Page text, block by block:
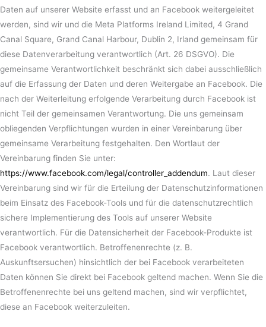
Daten auf unserer Website erfasst und an Facebook weitergeleitet
werden, sind wir und die Meta Platforms Ireland Limited, 4 Grand
Canal Square, Grand Canal Harbour, Dublin 2, Irland gemeinsam für
diese Datenverarbeitung verantwortlich (Art. 26 DSGVO). Die
gemeinsame Verantwortlichkeit beschränkt sich dabei ausschließlich
auf die Erfassung der Daten und deren Weitergabe an Facebook. Die
nach der Weiterleitung erfolgende Verarbeitung durch Facebook ist
nicht Teil der gemeinsamen Verantwortung. Die uns gemeinsam
obliegenden Verpflichtungen wurden in einer Vereinbarung über
gemeinsame Verarbeitung festgehalten. Den Wortlaut der
Vereinbarung finden Sie unter:
https://www.facebook.com/legal/controller_addendum. Laut dieser
Vereinbarung sind wir für die Erteilung der Datenschutzinformationen
beim Einsatz des Facebook-Tools und für die datenschutzrechtlich
sichere Implementierung des Tools auf unserer Website
verantwortlich. Für die Datensicherheit der Facebook-Produkte ist
Facebook verantwortlich. Betroffenenrechte (z. B.
Auskunftsersuchen) hinsichtlich der bei Facebook verarbeiteten
Daten können Sie direkt bei Facebook geltend machen. Wenn Sie die
Betroffenenrechte bei uns geltend machen, sind wir verpflichtet,
diese an Facebook weiterzuleiten.